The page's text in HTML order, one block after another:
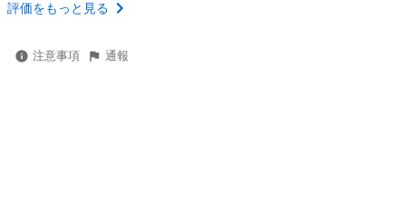
評価をもっと見る
注意事項 通報